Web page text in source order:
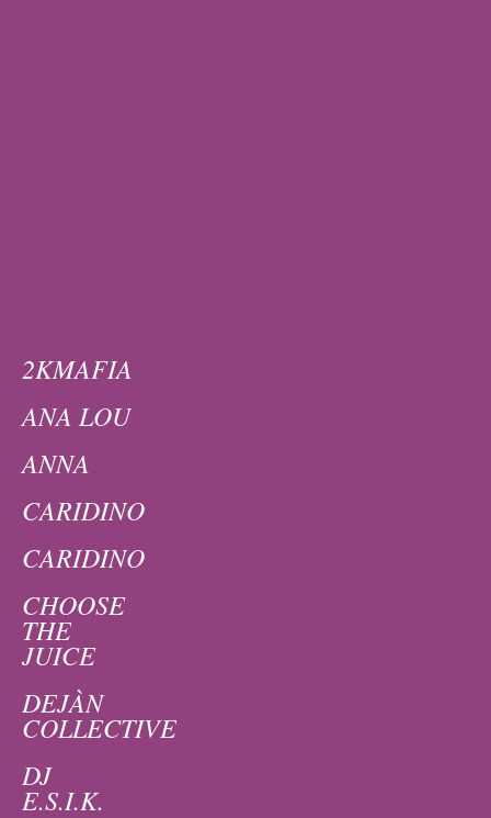
2KMAFIA
ANA LOU
ANNA
CARIDINO
CARIDINO
CHOOSE
THE
JUICE
DEJÀN
COLLECTIVE
DJ
E.S.I.K.